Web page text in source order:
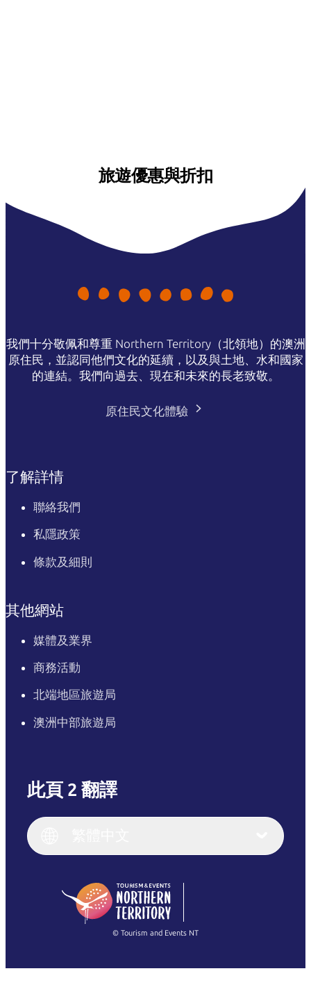
旅遊優惠與折扣
我們十分敬佩和尊重 Northern Territory（北領地）的澳洲
原住民，並認同他們文化的延續，以及與土地、水和國家
的連結。我們向過去、現在和未來的長老致敬。
原住民文化體驗
了解詳情
聯絡我們
私隱政策
條款及細則
其他網站
媒體及業界
商務活動
北端地區旅遊局
澳洲中部旅遊局
此頁 2 翻譯
English (US)
English
(Singapore)
Français
繁體中文
© Tourism and Events NT